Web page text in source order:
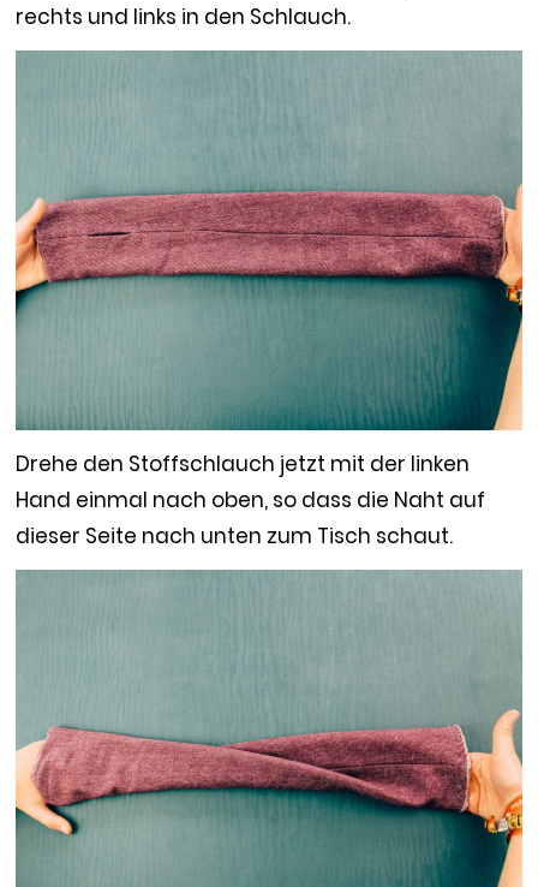
rechts und links in den Schlauch.
Drehe den Stoffschlauch jetzt mit der linken
Hand einmal nach oben, so dass die Naht auf
dieser Seite nach unten zum Tisch schaut.